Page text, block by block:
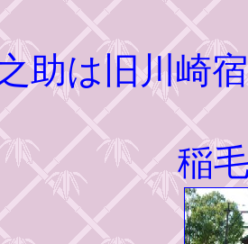
助は旧川崎
稲